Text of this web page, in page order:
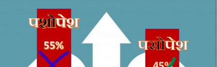
किसी
‘पसोपेश’
या